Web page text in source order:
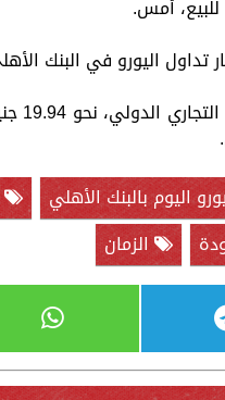
اليورو في البنك
اليوم بالبنك الأهلي
الزمان